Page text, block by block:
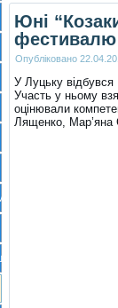
Юні
Опубліковано
У Луцьку відбувся
Участь у ньому
оцінювали
Лященко, Мар’яна